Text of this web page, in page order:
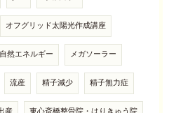
オフグリッド太陽光作成講座
自然エネルギー メガソーラー
流産 精子減少 精子無力症